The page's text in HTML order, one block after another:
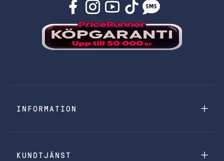
INFORMATION
KUNDTJÄNST